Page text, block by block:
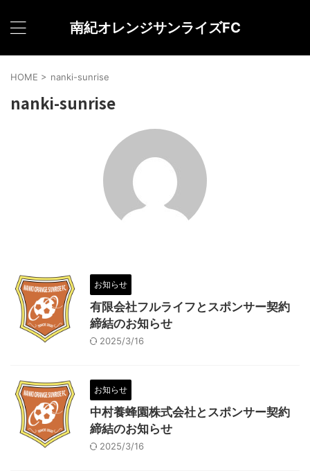
南紀オレンジサンライズFC
HOME > nanki-sunrise
nanki-sunrise
お知らせ
有限会社フルライフとスポンサー契約
締結のお知らせ
2025/3/16
お知らせ
中村養蜂園株式会社とスポンサー契約
締結のお知らせ
2025/3/16